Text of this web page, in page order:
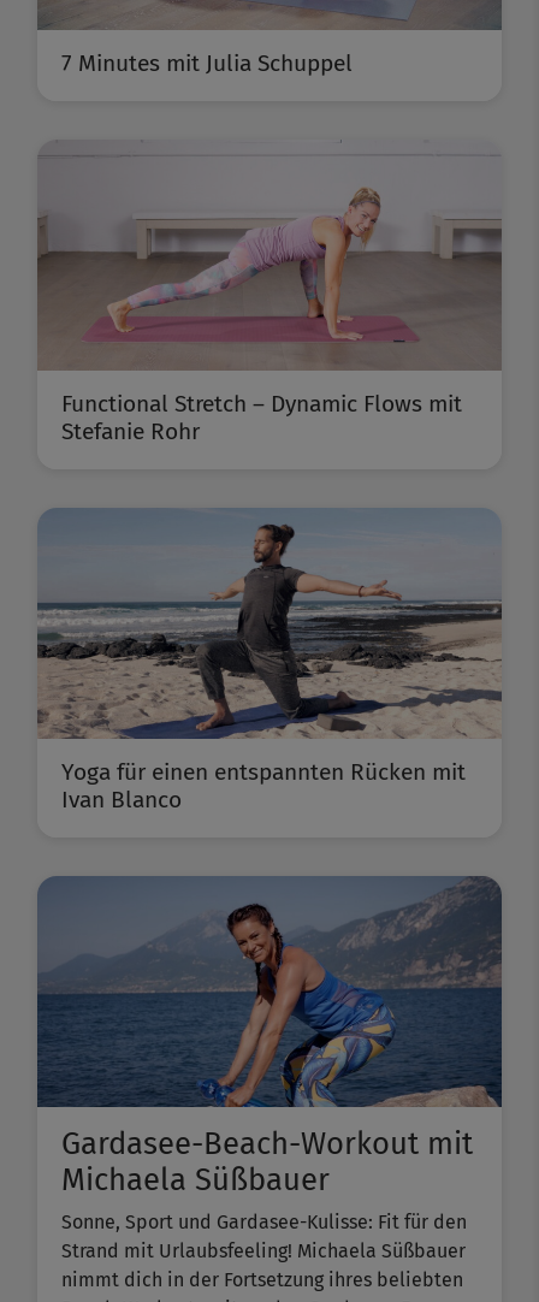
7 Minutes mit Julia Schuppel
Functional Stretch – Dynamic Flows mit
Stefanie Rohr
Yoga für einen entspannten Rücken mit
Ivan Blanco
Gardasee-Beach-Workout mit
Michaela Süßbauer
Sonne, Sport und Gardasee-Kulisse: Fit für den
Strand mit Urlaubsfeeling! Michaela Süßbauer
nimmt dich in der Fortsetzung ihres beliebten ​